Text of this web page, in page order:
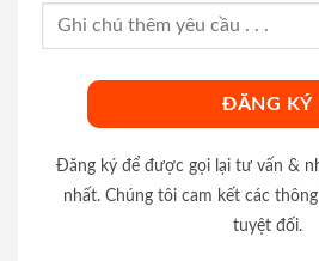
Đăng ký để được gọi lại tư vấn &
nhất. Chúng tôi cam kết các
tuyệt đối.